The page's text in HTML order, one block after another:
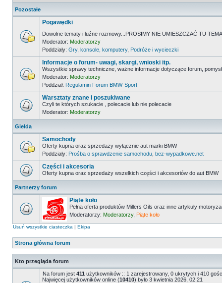
Pozostałe
Pogawędki
Dowolne tematy i luźne rozmowy...PROSIMY NIE UMIESZCZAĆ TU
Moderator: Moderatorzy
Poddziały: Gry, konsole, komputery, Podróże i wycieczki
Informacje o forum- uwagi, skargi, wnioski itp.
Wszystkie sprawy techniczne, ważne informacje dotyczące forum,
Moderator: Moderatorzy
Poddział: Regulamin Forum BMW-Sport
Warsztaty znane i poszukiwane
Czyli te których szukacie , polecacie lub nie polecacie
Moderator: Moderatorzy
Giełda
Samochody
Oferty kupna oraz sprzedaży wyłącznie aut marki BMW
Poddziały: Prośba o sprawdzenie samochodu bez-wypadkowe.net
Części i akcesoria
Oferty kupna oraz sprzedaży wszelkich części i akcesoriów do aut BMW
Partnerzy forum
Piąte koło
Pełna oferta produktów Millers Oils oraz inne artykuły
Moderatorzy: Moderatorzy, Piąte koło
Usuń wszystkie ciasteczka | Ekipa
Strona główna forum
Kto przegląda forum
Na forum jest 411 użytkowników :: 1 zarejestrowany, 0 ukrytych i 410
Najwięcej użytkowników online (10410) było 3 kwietnia 2026, 02:21